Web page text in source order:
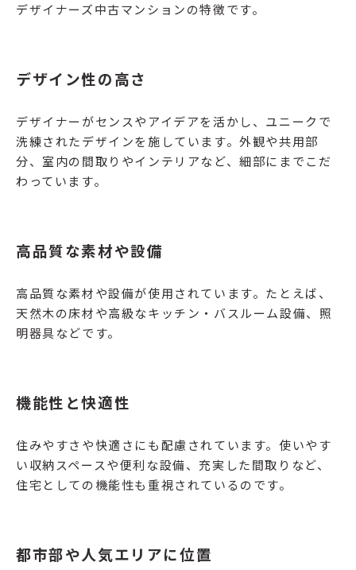
デザイナーズ中古マンションの特徴です。
デザイン性の高さ
デザイナーがセンスやアイデアを活かし、ユニークで
洗練されたデザインを施しています。外観や共用部
分、室内の間取りやインテリアなど、細部にまでこだ
わっています。
高品質な素材や設備
高品質な素材や設備が使用されています。たとえば、
天然木の床材や高級なキッチン・バスルーム設備、照
明器具などです。
機能性と快適性
住みやすさや快適さにも配慮されています。使いやす
い収納スペースや便利な設備、充実した間取りなど、
住宅としての機能性も重視されているのです。
都市部や人気エリアに位置